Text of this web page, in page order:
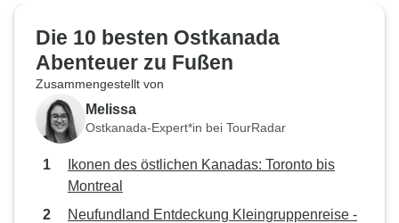
Die 10 besten Ostkanada
Abenteuer zu Fußen
Zusammengestellt von
Melissa
Ostkanada-Expert*in bei TourRadar
Ikonen des östlichen Kanadas: Toronto bis
Montreal
Neufundland Entdeckung Kleingruppenreise -